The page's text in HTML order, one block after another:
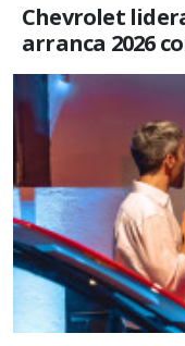
Chevrolet
arranca 2026